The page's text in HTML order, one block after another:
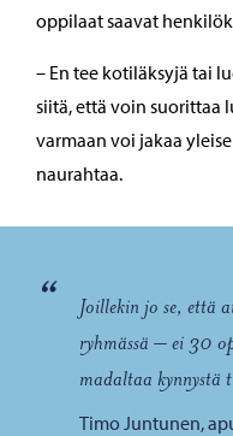
oppilaat saavat
– En tee kotiläksyjä tai
siitä, että voin suorittaa
varmaan voi jakaa
naurahtaa.
“
Joillekin jo se, että
ryhmässä – ei 30
madaltaa kynnystä
Timo Juntunen,